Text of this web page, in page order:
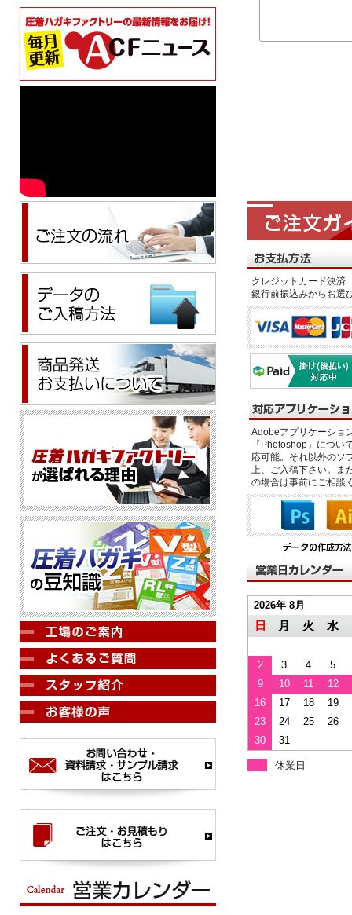
クレジットカード決
銀行前振込みからお選
Adobeアプリケーショ
「Photoshop」につい
応可能。それ以外のソ
上、ご入稿下さい。ま
の場合は事前にご相談
2026年 8月
日 月 火 水
2 3 4
5
9
10 11
12
16
17 18
19
23
24 25
26
30
31
休業日